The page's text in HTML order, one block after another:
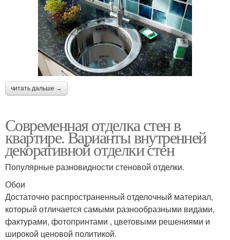
читать дальше →
Современная отделка стен в
квартире. Варианты внутренней
декоративной отделки стен
Популярные разновидности стеновой отделки.
Обои
Достаточно распространенный отделочный материал,
который отличается самыми разнообразными видами,
фактурами, фотопринтами , цветовыми решениями и
широкой ценовой политикой.